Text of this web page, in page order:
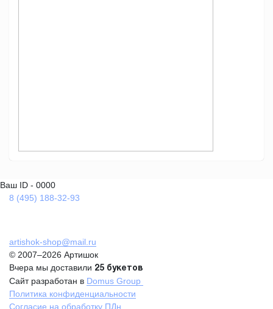
Ваш ID - 0000
8 (495) 188-32-93
artishok-shop@mail.ru
© 2007–2026 Артишок
Вчера мы доставили 25 букетов
Сайт разработан в Domus Group
Политика конфиденциальности
Согласие на обработку ПДн